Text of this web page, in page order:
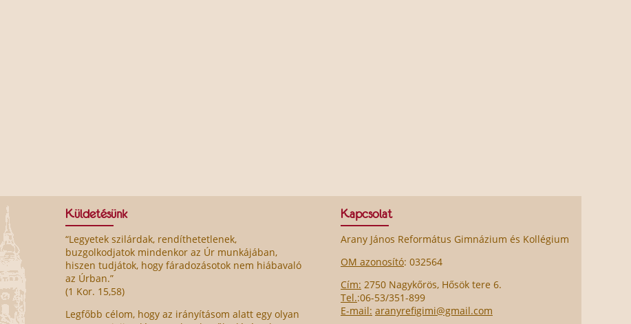
Küldetésünk
“Legyetek szilárdak, rendíthetetlenek,
buzgolkodjatok mindenkor az Úr munkájában,
hiszen tudjátok, hogy fáradozásotok nem hiábavaló
az Úrban.”
(1 Kor. 15,58)
Legfőbb célom, hogy az irányításom alatt egy olyan
Kapcsolat
Arany János Református Gimnázium és Kollégium
OM azonosító: 032564
Cím: 2750 Nagykőrös, Hősök tere 6.
Tel.:06-53/351-899
E-mail: aranyrefigimi@gmail.com